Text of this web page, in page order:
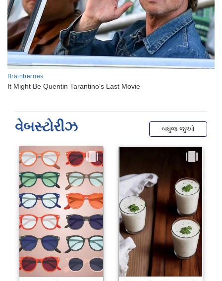
વેબસ્ટોરીઝ બધુજ જુઓ